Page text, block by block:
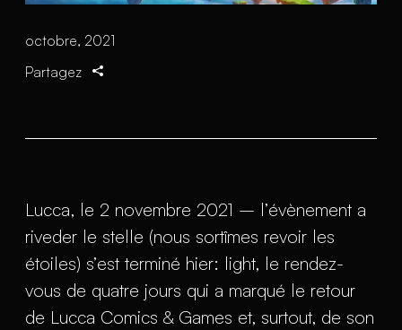
octobre, 2021
Partagez
Lucca, le 2 novembre 2021 – l’évènement a
riveder le stelle (nous sortîmes revoir les
étoiles) s’est terminé hier: light, le rendez-
vous de quatre jours qui a marqué le retour
de Lucca Comics & Games et, surtout, de son